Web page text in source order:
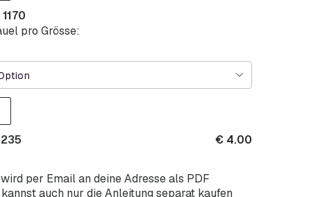
pro Grösse:
per Email an deine Adresse als PDF
auch nur die Anleitung separat kaufen
€4.00